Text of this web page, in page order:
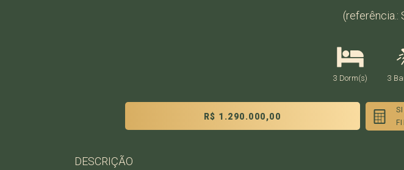
(referência.:
3 Dorm(s) 3
R$ 1.290.000,00
DESCRIÇÃO